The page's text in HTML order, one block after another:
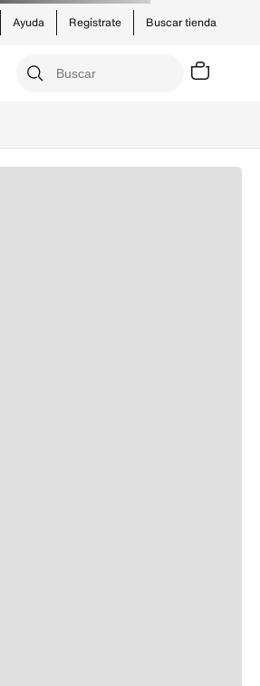
Buscar tienda
Ayuda Regístrate